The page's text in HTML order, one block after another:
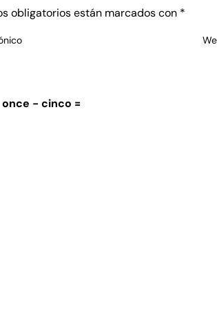
obligatorios están marcados con *
once − cinco =